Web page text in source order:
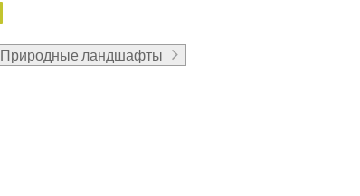
Природные ландшафты